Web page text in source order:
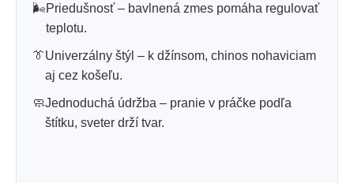
🌬️Priedušnosť – bavlnená zmes pomáha regulovať
teplotu.
👔Univerzálny štýl – k džínsom, chinos nohaviciam
aj cez košeľu.
🧼Jednoduchá údržba – pranie v práčke podľa
štítku, sveter drží tvar.